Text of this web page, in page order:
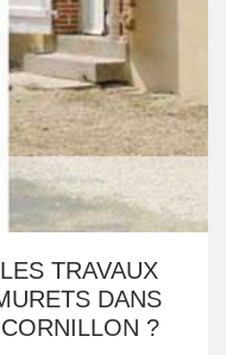
TRAVAUX
DANS
?